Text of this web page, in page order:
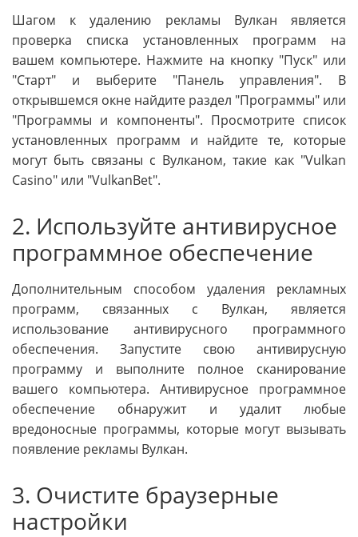
Шагом к удалению рекламы Вулкан является
проверка списка установленных программ на
вашем компьютере. Нажмите на кнопку "Пуск" или
"Старт" и выберите "Панель управления". В
открывшемся окне найдите раздел "Программы" или
"Программы и компоненты". Просмотрите список
установленных программ и найдите те, которые
могут быть связаны с Вулканом, такие как "Vulkan
Casino" или "VulkanBet".
2. Используйте антивирусное
программное обеспечение
Дополнительным способом удаления рекламных
программ, связанных с Вулкан, является
использование антивирусного программного
обеспечения. Запустите свою антивирусную
программу и выполните полное сканирование
вашего компьютера. Антивирусное программное
обеспечение обнаружит и удалит любые
вредоносные программы, которые могут вызывать
появление рекламы Вулкан.
3. Очистите браузерные
настройки